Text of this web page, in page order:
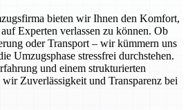
bieten wir Ihnen den Komfort,
Experten verlassen zu können. Ob
oder Transport – wir kümmern uns
Umzugsphase stressfrei durchstehen.
und einem strukturierten
Zuverlässigkeit und Transparenz bei